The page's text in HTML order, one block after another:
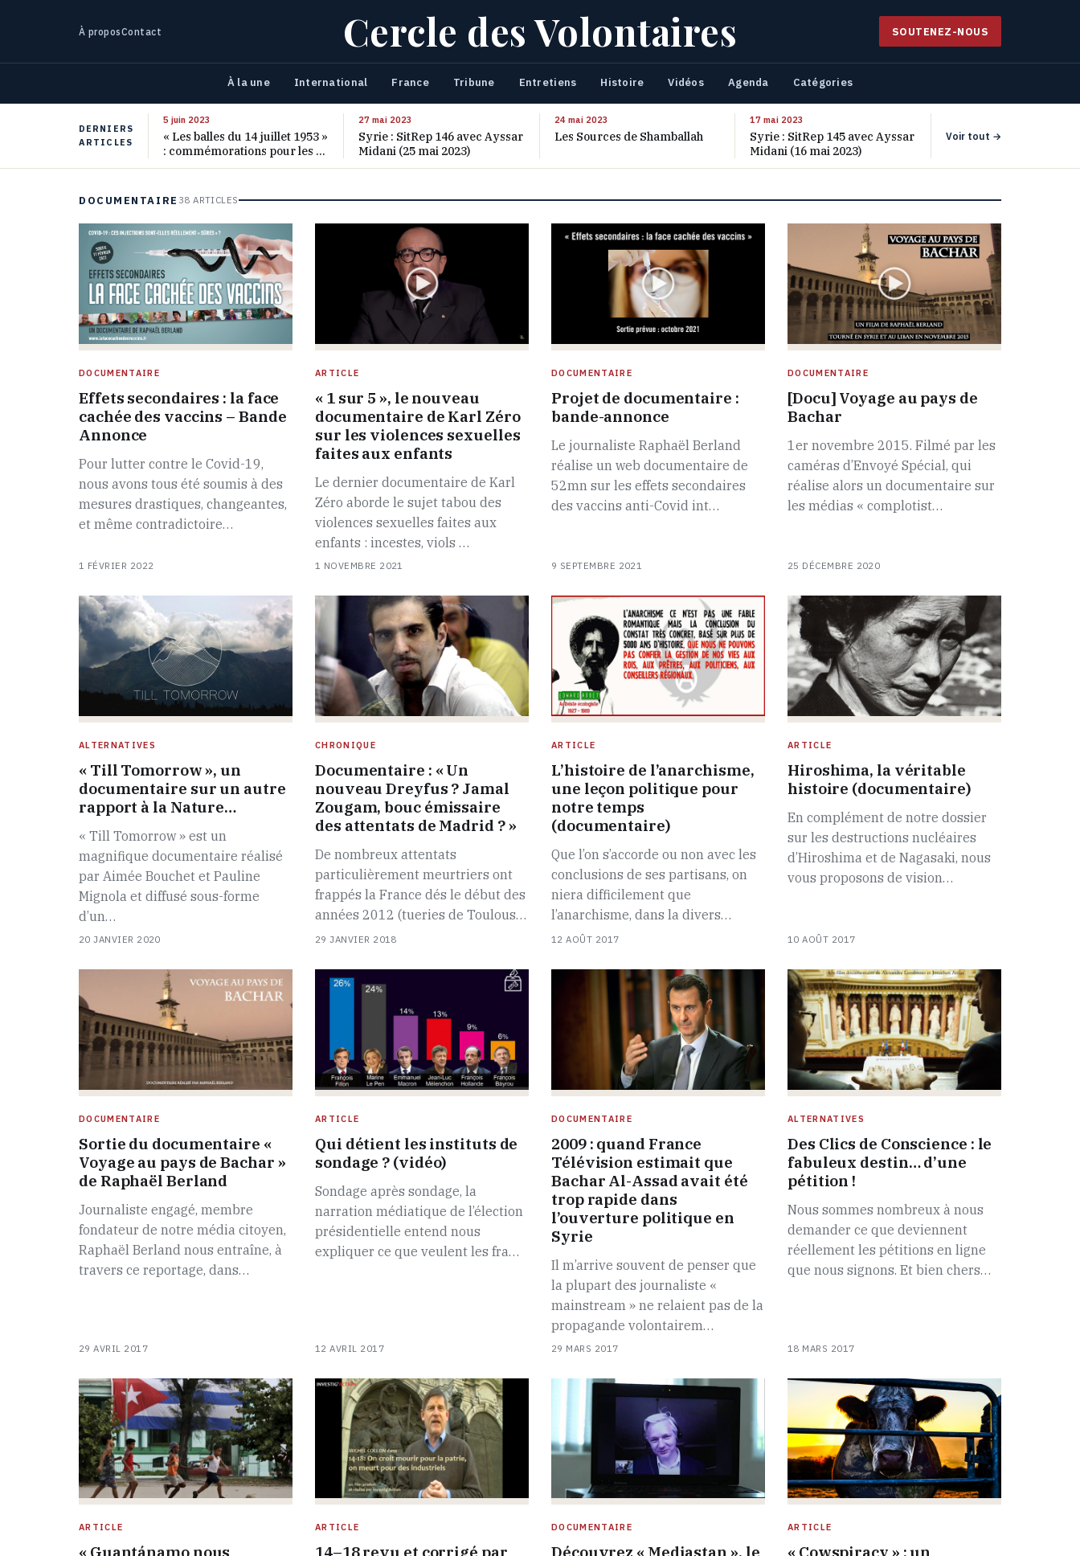
À proposContact Cercle des Volontaires SOUTENEZ-NOUS
À la une International France Tribune Entretiens Histoire Vidéos Agenda Catégories
DERNIERS
ARTICLES
5 juin 2023
« Les balles du 14 juillet 1953 »
: commémorations pour les 70
ans de ce massacre oublié
27 mai 2023
Syrie : SitRep 146 avec Ayssar
Midani (25 mai 2023)
24 mai 2023
Les Sources de Shamballah
17 mai 2023
Syrie : SitRep 145 avec Ayssar
Midani (16 mai 2023)
Voir tout →
DOCUMENTAIRE 38 ARTICLES
DOCUMENTAIRE
Effets secondaires : la face
cachée des vaccins – Bande
Annonce
Pour lutter contre le Covid-19,
nous avons tous été soumis à des
mesures drastiques, changeantes,
et même contradictoire…
1 FÉVRIER 2022
ARTICLE
« 1 sur 5 », le nouveau
documentaire de Karl Zéro
sur les violences sexuelles
faites aux enfants
Le dernier documentaire de Karl
Zéro aborde le sujet tabou des
violences sexuelles faites aux
enfants : incestes, viols …
1 NOVEMBRE 2021
DOCUMENTAIRE
Projet de documentaire :
bande-annonce
Le journaliste Raphaël Berland
réalise un web documentaire de
52mn sur les effets secondaires
des vaccins anti-Covid int…
9 SEPTEMBRE 2021
DOCUMENTAIRE
[Docu] Voyage au pays de
Bachar
1er novembre 2015. Filmé par les
caméras d’Envoyé Spécial, qui
réalise alors un documentaire sur
les médias « complotist…
25 DÉCEMBRE 2020
ALTERNATIVES
« Till Tomorrow », un
documentaire sur un autre
rapport à la Nature…
« Till Tomorrow » est un
magnifique documentaire réalisé
par Aimée Bouchet et Pauline
Mignola et diffusé sous-forme
d’un…
20 JANVIER 2020
CHRONIQUE
Documentaire : « Un
nouveau Dreyfus ? Jamal
Zougam, bouc émissaire
des attentats de Madrid ? »
De nombreux attentats
particulièrement meurtriers ont
frappés la France dés le début des
années 2012 (tueries de Toulous…
29 JANVIER 2018
ARTICLE
L’histoire de l’anarchisme,
une leçon politique pour
notre temps
(documentaire)
Que l’on s’accorde ou non avec les
conclusions de ses partisans, on
niera difficilement que
l’anarchisme, dans la divers…
12 AOÛT 2017
ARTICLE
Hiroshima, la véritable
histoire (documentaire)
En complément de notre dossier
sur les destructions nucléaires
d’Hiroshima et de Nagasaki, nous
vous proposons de vision…
10 AOÛT 2017
DOCUMENTAIRE
Sortie du documentaire «
Voyage au pays de Bachar »
de Raphaël Berland
Journaliste engagé, membre
fondateur de notre média citoyen,
Raphaël Berland nous entraîne, à
travers ce reportage, dans…
29 AVRIL 2017
ARTICLE
Qui détient les instituts de
sondage ? (vidéo)
Sondage après sondage, la
narration médiatique de l’élection
présidentielle entend nous
expliquer ce que veulent les fra…
12 AVRIL 2017
DOCUMENTAIRE
2009 : quand France
Télévision estimait que
Bachar Al-Assad avait été
trop rapide dans
l’ouverture politique en
Syrie
Il m’arrive souvent de penser que
la plupart des journaliste «
mainstream » ne relaient pas de la
propagande volontairem…
29 MARS 2017
ALTERNATIVES
Des Clics de Conscience : le
fabuleux destin… d’une
pétition !
Nous sommes nombreux à nous
demander ce que deviennent
réellement les pétitions en ligne
que nous signons. Et bien chers…
18 MARS 2017
ARTICLE ARTICLE DOCUMENTAIRE ARTICLE